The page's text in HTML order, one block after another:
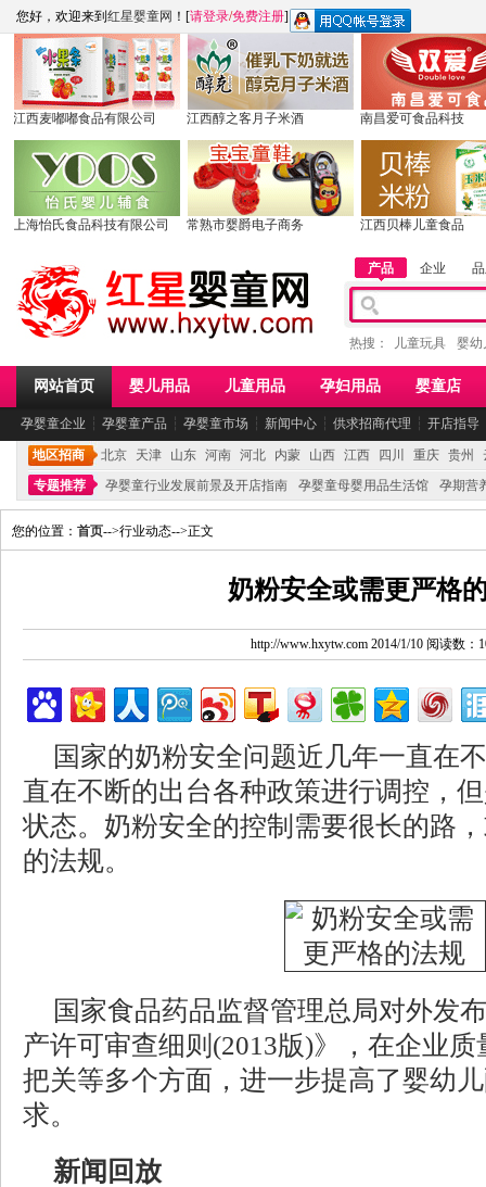
您好，欢迎来到 红星婴童网 ！[请登录/免费注册]
江西麦嘟嘟食品有限公司 江西醇之客月子米酒 南昌爱可食品科技
上海怡氏食品科技有限公司 常熟市婴爵电子商务 江西贝棒儿童食品
产品 企业
热搜： 儿童玩具 婴幼
网站首页 婴儿用品 儿童用品 孕妇用品 婴童店
孕婴童企业 ┆ 孕婴童产品 ┆ 孕婴童市场 ┆ 新闻中心 ┆ 供求招商代理 ┆ 开店指导
地区招商 北京 天津 山东 河南 河北 内蒙 山西 江西 四川 重庆 贵州
专题推荐
孕婴童行业发展前景及开店指南 孕婴童母婴用品生活馆 孕期营
您的位置： 首页-->行业动态-->正文
奶粉安全或需更严格
http://www.hxytw.com 2014/1/10 阅读数：
国家的奶粉安全问题近几年一直在
直在不断的出台各种政策进行调控，
状态。奶粉安全的控制需要很长的路
的法规。
国家食品药品监督管理总局对外发
产许可审查细则(2013版)》，在企业
把关等多个方面，进一步提高了婴幼
求。
新闻回放